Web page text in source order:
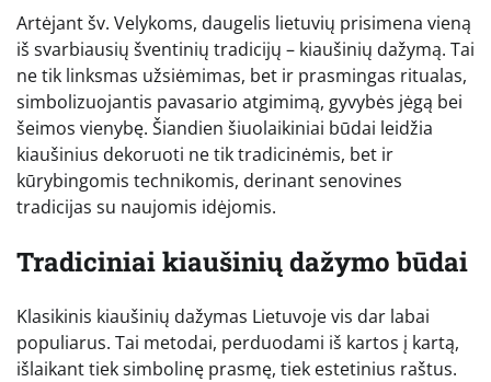
Artėjant šv. Velykoms, daugelis lietuvių prisimena vieną
iš svarbiausių šventinių tradicijų – kiaušinių dažymą. Tai
ne tik linksmas užsiėmimas, bet ir prasmingas ritualas,
simbolizuojantis pavasario atgimimą, gyvybės jėgą bei
šeimos vienybę. Šiandien šiuolaikiniai būdai leidžia
kiaušinius dekoruoti ne tik tradicinėmis, bet ir
kūrybingomis technikomis, derinant senovines
tradicijas su naujomis idėjomis.
Tradiciniai kiaušinių dažymo būdai
Klasikinis kiaušinių dažymas Lietuvoje vis dar labai
populiarus. Tai metodai, perduodami iš kartos į kartą,
išlaikant tiek simbolinę prasmę, tiek estetinius raštus.